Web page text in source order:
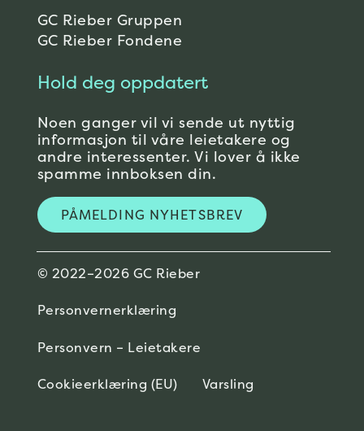
GC Rieber Gruppen
GC Rieber Fondene
Hold deg oppdatert
Noen ganger vil vi sende ut nyttig
informasjon til våre leietakere og
andre interessenter. Vi lover å ikke
spamme innboksen din.
PÅMELDING NYHETSBREV
© 2022–2026 GC Rieber
Personvernerklæring
Personvern – Leietakere
Cookieerklæring (EU) Varsling